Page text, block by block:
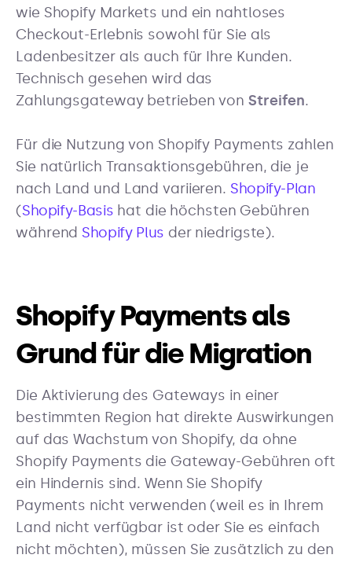
wie Shopify Markets und ein nahtloses
Checkout-Erlebnis sowohl für Sie als
Ladenbesitzer als auch für Ihre Kunden.
Technisch gesehen wird das
Zahlungsgateway betrieben von Streifen.
Für die Nutzung von Shopify Payments zahlen
Sie natürlich Transaktionsgebühren, die je
nach Land und Land variieren. Shopify-Plan
(Shopify-Basis hat die höchsten Gebühren
während Shopify Plus der niedrigste).
Shopify Payments als
Grund für die Migration
Die Aktivierung des Gateways in einer
bestimmten Region hat direkte Auswirkungen
auf das Wachstum von Shopify, da ohne
Shopify Payments die Gateway-Gebühren oft
ein Hindernis sind. Wenn Sie Shopify
Payments nicht verwenden (weil es in Ihrem
Land nicht verfügbar ist oder Sie es einfach
nicht möchten), müssen Sie zusätzlich zu den